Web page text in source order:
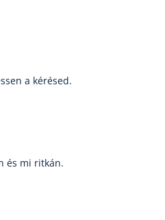
a kérésed.
és mi ritkán.